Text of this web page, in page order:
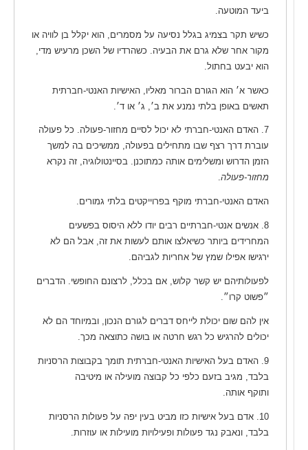
ביעד המוטעה.
כשיש תקר בצמיג בגלל נסיעה על מסמרים, הוא יקלל בן לוויה או
מקור אחר שלא גרם את הבעיה. כשהרדיו של השכן מרעיש מדי,
הוא יבעט בחתול.
כאשר א׳ הוא הגורם הברור מאליו, האישיות האנטי-חברתית
תאשים באופן בלתי נמנע את ב׳, ג׳ או ד׳.
7. האדם האנטי-חברתי לא יכול לסיים מחזור-פעולה. כל פעולה
עוברת דרך רצף שבו מתחילים בפעולה, ממשיכים בה למשך
הזמן הדרוש ומשלימים אותה כמתוכנן. בסיינטולוגיה, זה נקרא
מחזור-פעולה.
האדם האנטי-חברתי מוקף בפרוייקטים בלתי גמורים.
8. אנשים אנטי-חברתיים רבים יודו ללא היסוס בפשעים
המחרידים ביותר כשיאלצו אותם לעשות את זה, אבל הם לא
ירגישו אפילו שמץ של אחריות לגביהם.
לפעולותיהם יש קשר קלוש, אם בכלל, לרצונם החופשי. הדברים
״פשוט קרו״.
אין להם שום יכולת לייחס דברים לגורם הנכון, ובמיוחד הם לא
יכולים להרגיש כל רגש חרטה או בושה כתוצאה מכך.
9. האדם בעל האישיות האנטי-חברתית תומך בקבוצות הרסניות
בלבד, מגיב בזעם כלפי כל קבוצה מועילה או מיטיבה
ותוקף אותה.
10. אדם בעל אישיות כזו מביט בעין יפה על פעולות הרסניות
בלבד, ונאבק נגד פעולות ופעילויות מועילות או עוזרות.